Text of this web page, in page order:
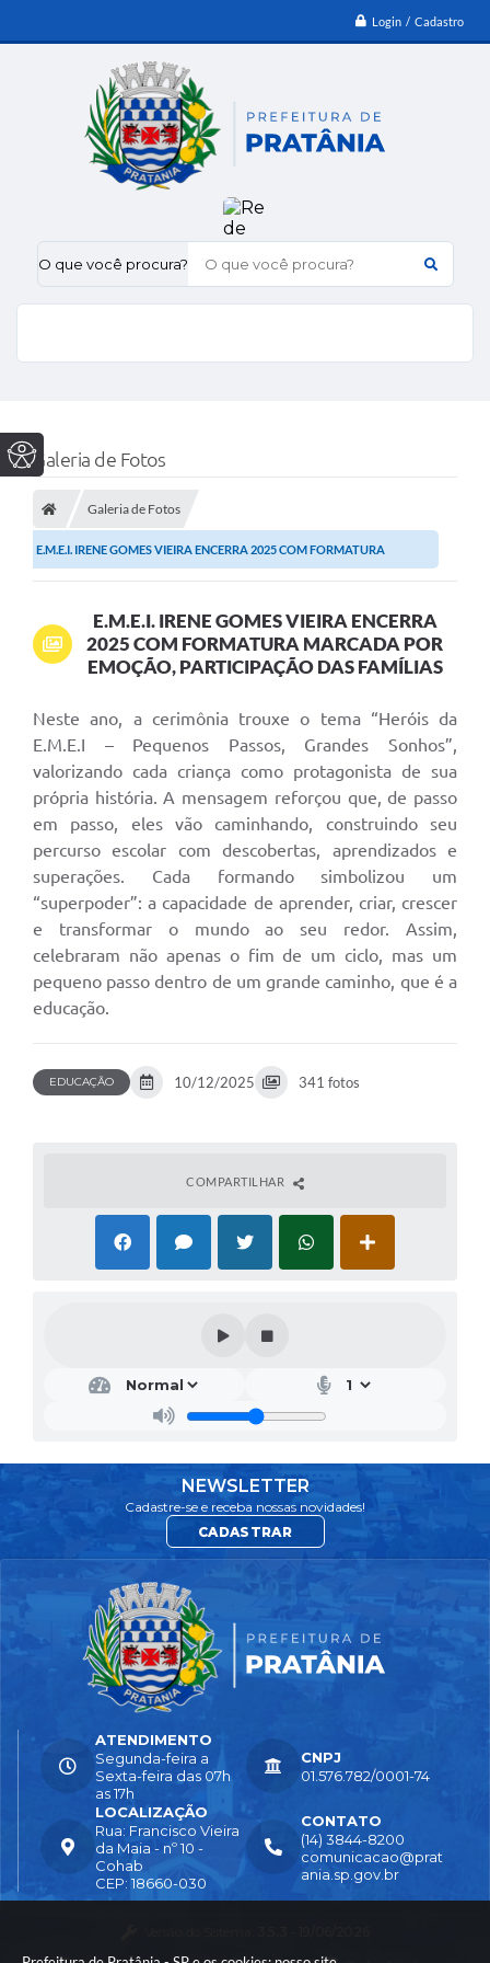
Login / Cadastro
O que você procura?
Galeria de Fotos
Galeria de Fotos
E.M.E.I. IRENE GOMES VIEIRA ENCERRA 2025 COM FORMATURA
E.M.E.I. IRENE GOMES VIEIRA ENCERRA
2025 COM FORMATURA MARCADA POR
EMOÇÃO, PARTICIPAÇÃO DAS FAMÍLIAS
Neste ano, a cerimônia trouxe o tema “Heróis da
E.M.E.I – Pequenos Passos, Grandes Sonhos”,
valorizando cada criança como protagonista de sua
própria história. A mensagem reforçou que, de passo
em passo, eles vão caminhando, construindo seu
percurso escolar com descobertas, aprendizados e
superações. Cada formando simbolizou um
“superpoder”: a capacidade de aprender, criar, crescer
e transformar o mundo ao seu redor. Assim,
celebraram não apenas o fim de um ciclo, mas um
pequeno passo dentro de um grande caminho, que é a
educação.
EDUCAÇÃO 10/12/2025 341 fotos
COMPARTILHAR
NEWSLETTER
Cadastre-se e receba nossas novidades!
CADASTRAR
LOCALIZAÇÃO
Rua: Francisco Vieira
da Maia - nº 10 -
Cohab
CEP: 18660-030
CONTATO
(14) 3844-8200
comunicacao@prat
ania.sp.gov.br
ATENDIMENTO
Segunda-feira a
Sexta-feira das 07h
as 17h
CNPJ
01.576.782/0001-74